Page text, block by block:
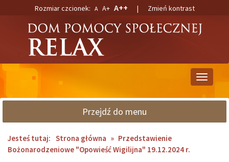
wyszukiwarki
Rozmiar czcionek: A A+ A++ | Zmień kontrast
Przełącz
Przejdź do menu
Jesteś tutaj: Strona główna » Przedstawienie
Bożonarodzeniowe "Opowieść Wigilijna" 19.12.2024 r.